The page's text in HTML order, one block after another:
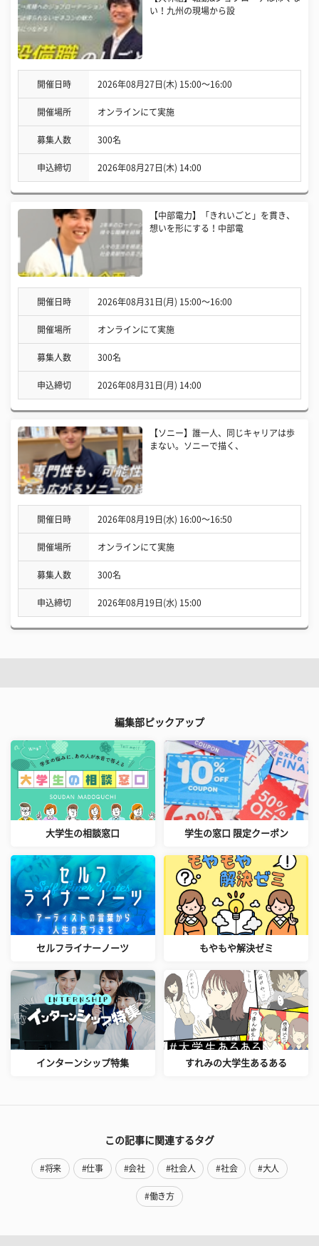
い！九州の現場から設
開催日時 2026年08月27日(木) 15:00〜16:00
開催場所 オンラインにて実施
募集人数 300名
申込締切 2026年08月27日(木) 14:00
【中部電力】「きれいごと」を貫き、
想いを形にする！中部電
開催日時 2026年08月31日(月) 15:00〜16:00
開催場所 オンラインにて実施
募集人数 300名
申込締切 2026年08月31日(月) 14:00
【ソニー】誰一人、同じキャリアは歩
まない。ソニーで描く、
開催日時 2026年08月19日(水) 16:00〜16:50
開催場所 オンラインにて実施
募集人数 300名
申込締切 2026年08月19日(水) 15:00
編集部ピックアップ
大学生の相談窓口 学生の窓口 限定クーポン
セルフライナーノーツ もやもや解決ゼミ
インターンシップ特集 すれみの大学生あるある
この記事に関連するタグ
#将来 #仕事 #会社 #社会人 #社会 #大人
#働き方